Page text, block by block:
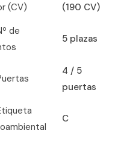
(CV)
(190 CV)
de
5 plazas
4 / 5
puertas
C